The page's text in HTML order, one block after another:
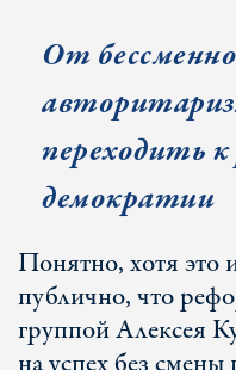
От
переходить
демократии
Понятно, хотя это
публично, что
группой Алексея